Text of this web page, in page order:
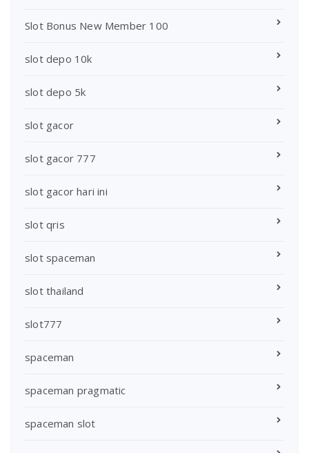
Slot Bonus New Member 100
slot depo 10k
slot depo 5k
slot gacor
slot gacor 777
slot gacor hari ini
slot qris
slot spaceman
slot thailand
slot777
spaceman
spaceman pragmatic
spaceman slot